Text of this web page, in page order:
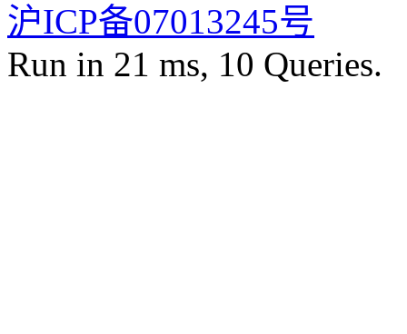
沪ICP备07013245号
Run in 21 ms, 10 Queries.